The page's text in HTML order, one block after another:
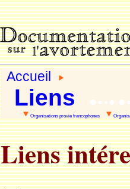
Accueil
Liens
Organisations provie francophones
Liens